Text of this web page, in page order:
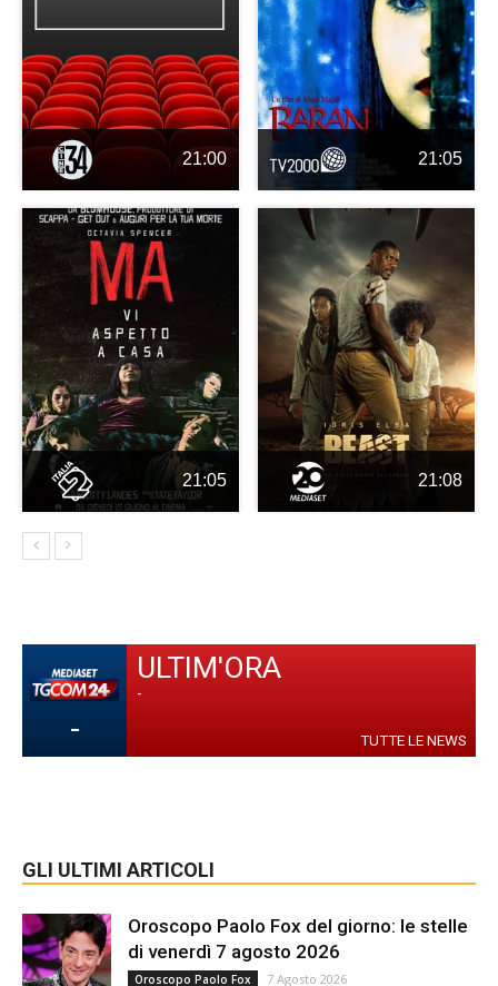
21:00 21:05
21:05 21:08
-
ULTIM'ORA
-
TUTTE LE NEWS
GLI ULTIMI ARTICOLI
Oroscopo Paolo Fox del giorno: le stelle
di venerdì 7 agosto 2026
Oroscopo Paolo Fox 7 Agosto 2026